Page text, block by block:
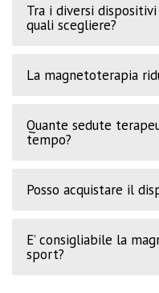
Tra i diversi
quali scegliere?
La magnetoterapia
Quante sedute
tempo?
Posso acquistare il
E’ consigliabile la
sport?